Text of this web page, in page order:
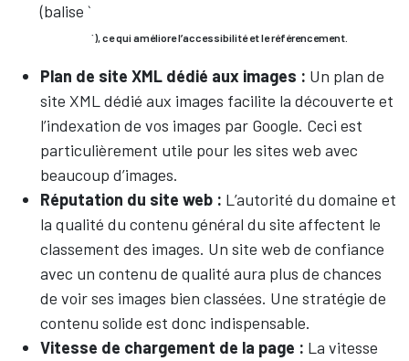
(balise `
`), ce qui améliore l’accessibilité et le référencement.
Plan de site XML dédié aux images : Un plan de
site XML dédié aux images facilite la découverte et
l’indexation de vos images par Google. Ceci est
particulièrement utile pour les sites web avec
beaucoup d’images.
Réputation du site web : L’autorité du domaine et
la qualité du contenu général du site affectent le
classement des images. Un site web de confiance
avec un contenu de qualité aura plus de chances
de voir ses images bien classées. Une stratégie de
contenu solide est donc indispensable.
Vitesse de chargement de la page : La vitesse